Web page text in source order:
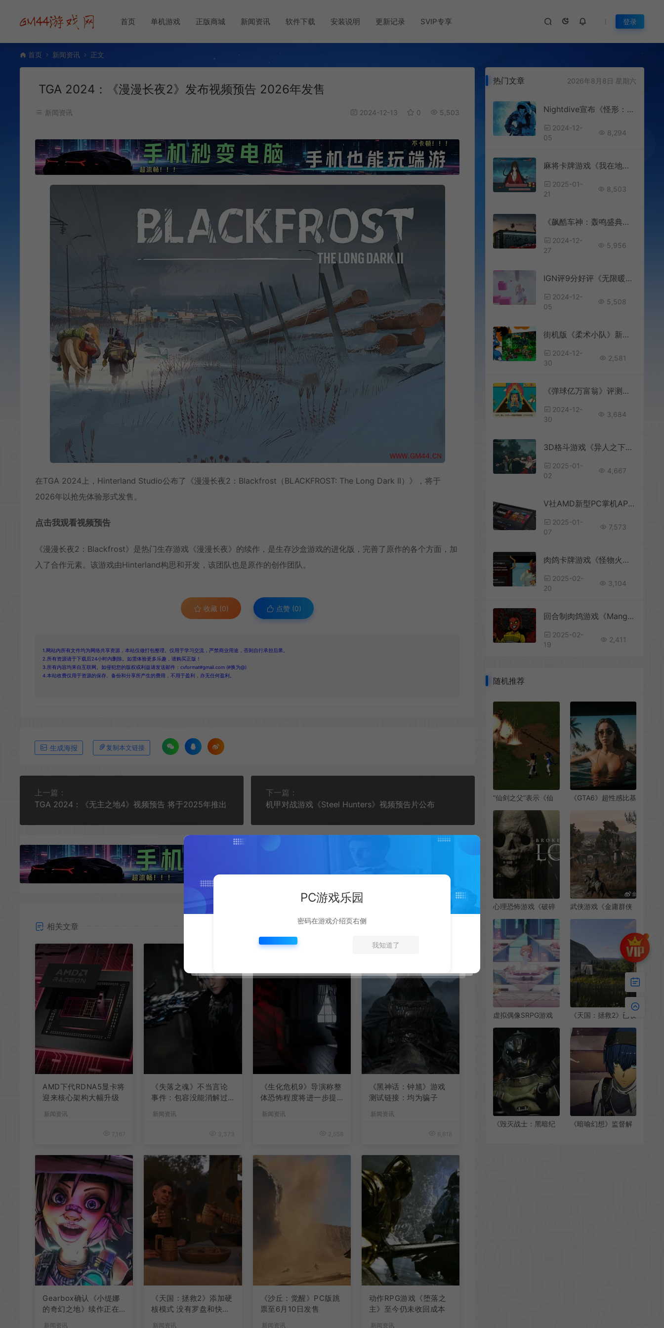
首页 单机游戏 正版商城 新闻资讯 软件下载 安装说明 更新记录 SVIP专享 登录
首页 新闻资讯 正文
TGA 2024：《漫漫长夜2》发布视频预告 2026年发售
新闻资讯 2024-12-13 0 5,503
在TGA 2024上，Hinterland Studio公布了《漫漫长夜2：Blackfrost（BLACKFROST: The Long Dark II）》，将于
2026年以抢先体验形式发售。
点击我观看视频预告
《漫漫长夜2：Blackfrost》是热门生存游戏《漫漫长夜》的续作，是生存沙盒游戏的进化版，完善了原作的各个方面，加
入了合作元素。该游戏由Hinterland构思和开发，该团队也是原作的创作团队。
收藏 (0) 点赞 (0)
1.网站内所有文件均为网络共享资源，本站仅做打包整理。仅用于学习交流，严禁商业用途，否则自行承担后果。
2.所有资源请于下载后24小时内删除。如需体验更多乐趣，请购买正版！
3.所有内容均来自互联网。如侵犯您的版权或利益请发送邮件：cvformat#gmail.com (#换为@)
4.本站收费仅用于资源的保存、备份和分享所产生的费用，不用于盈利，亦无任何盈利。
生成海报 复制本文链接
上一篇：
TGA 2024：《无主之地4》视频预告 将于2025年推出
下一篇：
机甲对战游戏《Steel Hunters》视频预告片公布
相关文章
AMD下代RDNA5显卡将
迎来核心架构大幅升级
新闻资讯
7,167
《失落之魂》不当言论
事件：包容没能消解过
新闻资讯
3,373
《生化危机9》导演称整
体恐怖程度将进一步提
新闻资讯
2,558
《黑神话：钟馗》游戏
测试链接：均为骗子
新闻资讯
6,818
Gearbox确认《小缇娜
的奇幻之地》续作正在
新闻资讯
《天国：拯救2》添加硬
核模式 没有罗盘和快速
新闻资讯
《沙丘：觉醒》PC版跳
票至6月10日发售
新闻资讯
动作RPG游戏《堕落之
主》至今仍未收回成本
新闻资讯
热门文章 2026年8月8日 星期六
Nightdive宣布《怪形：重制版》将于12月发售并重大改进
2024-12-
05
8,294
麻将卡牌游戏《我在地府打麻将》Steam页面上线
2025-01-
21
8,503
《飙酷车神：轰鸣盛典》假期周末活动宣传 可获得布加迪威龙丝绒版
2024-12-
27
5,956
IGN评9分好评《无限暖暖》 获得漂亮服装让人上头
2024-12-
05
5,508
街机版《柔术小队》新增忍者猫角色
2024-12-
30
2,581
《弹球亿万富翁》评测：成也运气，败也运气
2024-12-
30
3,684
3D格斗游戏《异人之下》2月28日启动PreA测试
2025-01-
02
4,667
V社AMD新型PC掌机APU亮相 暂无搭载Steam Deck计划
2025-01-
07
7,573
肉鸽卡牌游戏《怪物火车2》Steam试玩版已上线
2025-02-
20
3,104
回合制肉鸽游戏《Mangui》即将改为买断游戏
2025-02-
19
2,411
随机推荐
“仙剑之父”表示《仙
一代或者全新作
《GTA6》超性感比基
心理恐怖游戏《破碎
出试玩Demo
武侠游戏《金庸群侠
虚拟偶像SRPG游戏
斯》Steam页面上线
《天国：拯救2》已收
4000万美元
《毁灭战士：黑暗纪
《暗喻幻想》监督解
PC游戏乐园
密码在游戏介绍页右侧
我知道了